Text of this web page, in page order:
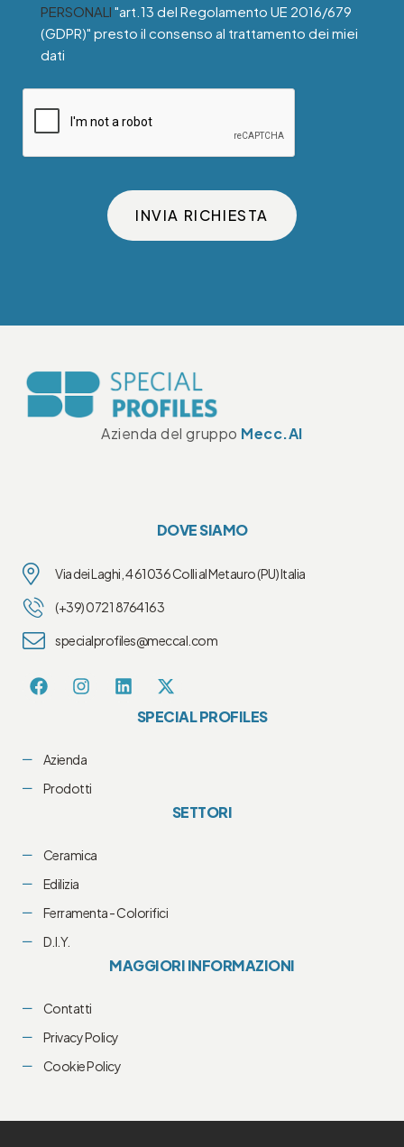
PERSONALI "art.13 del Regolamento UE 2016/679
(GDPR)" presto il consenso al trattamento dei miei
dati
INVIA RICHIESTA
Azienda del gruppo Mecc.Al
DOVE SIAMO
Via dei Laghi, 4 61036 Colli al Metauro (PU) Italia
(+39) 0721 8764163
specialprofiles@meccal.com
SPECIAL PROFILES
Azienda
Prodotti
SETTORI
Ceramica
Edilizia
Ferramenta - Colorifici
D.I.Y.
MAGGIORI INFORMAZIONI
Contatti
Privacy Policy
Cookie Policy